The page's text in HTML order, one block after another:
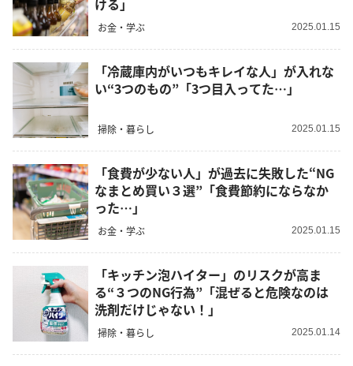
ける」
お金・学ぶ 2025.01.15
「冷蔵庫内がいつもキレイな人」が入れな
い“3つのもの”「3つ目入ってた…」
掃除・暮らし 2025.01.15
「食費が少ない人」が過去に失敗した“NG
なまとめ買い３選”「食費節約にならなか
った…」
お金・学ぶ 2025.01.15
「キッチン泡ハイター」のリスクが高ま
る“３つのNG行為”「混ぜると危険なのは
洗剤だけじゃない！」
掃除・暮らし 2025.01.14